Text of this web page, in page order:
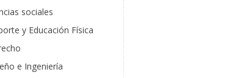
sociales
y Educación Física
e Ingeniería